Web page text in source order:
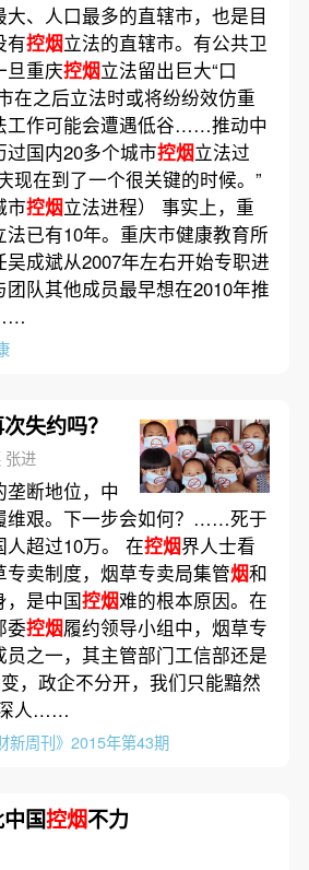
、人口最多的直辖市，也是目
有控烟立法的直辖市。有公共卫
旦重庆控烟立法留出巨大“口
在之后立法时或将纷纷效仿重
工作可能会遭遇低谷……推动中
过国内20多个城市控烟立法过
现在到了一个很关键的时候。”
市控烟立法进程） 事实上，重
法已有10年。重庆市健康教育所
成斌从2007年左右开始专职进
团队其他成员最早想在2010年推
失约吗？
张进
断地位，中
维艰。下一步会如何？……死于
人超过10万。 在控烟界人士看
卖制度，烟草专卖局集管烟和
，是中国控烟难的根本原因。在
委控烟履约领导小组中，烟草专
员之一，其主管部门工信部还是
，政企不分开，我们只能黯然
人……
新周刊》2015年第43期
国控烟不力